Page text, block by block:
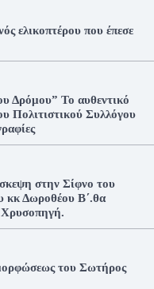
ελικοπτέρου που έπεσε
Δρόμου” Το αυθεντικό
Πολιτιστικού Συλλόγου
στην Σίφνο του
κκ Δωροθέου Β΄.θα
Χρυσοπηγή.
του Σωτήρος